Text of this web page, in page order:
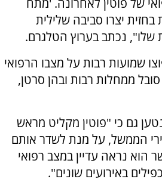
של פוטין לאחרונה. 'מתח
בחזית יצרו סביבה שלילית
נכתב בערוץ הטלגרם.
שמועות רבות על מצבו הרפואי
ממחלות רבות ובהן סרטן,
גם כי "פוטין מקליט מראש
הממשל, על מנת לשדר אותם
הוא נראה עדיין במצב רפואי
באירועים שונים".